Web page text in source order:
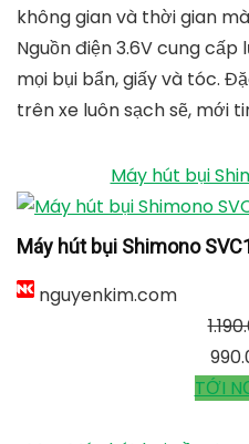
không gian và thời gian
Nguồn điện 3.6V cung
mọi bụi bẩn, giấy và tóc.
trên xe luôn sạch sẽ, mới
Máy hút bụi
Máy hút bụi Shimono
nguyenkim.com
TỚI